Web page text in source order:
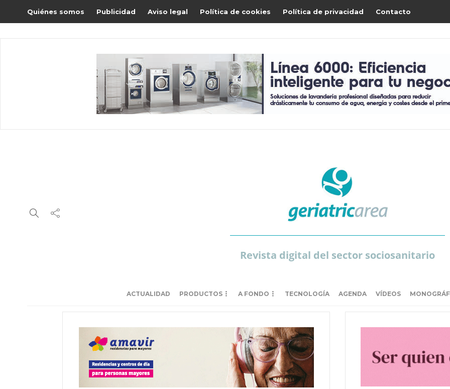
Quiénes somos Publicidad Aviso legal Política de cookies Política de privacidad Contacto
Revista digital del sector sociosanitario
ACTUALIDAD PRODUCTOS A FONDO TECNOLOGÍA AGENDA VÍDEOS